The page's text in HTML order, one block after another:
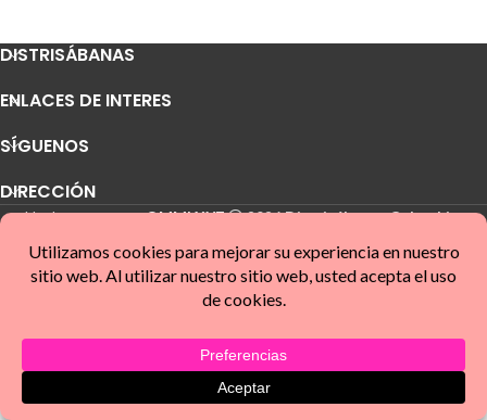
DISTRISÁBANAS
ENLACES DE INTERES
SÍGUENOS
DIRECCIÓN
Hecho con ❤️ porOMMI XYZ 2026Distrisábanas Colombia.
ShopFiltersWishlistCartMy account
Categories